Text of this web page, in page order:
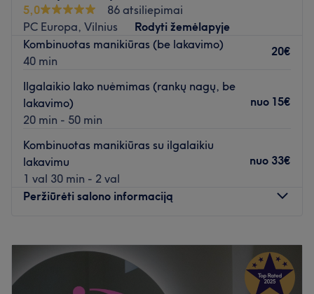
Остановка - Žaliasis tiltas.
Регистрация доступна онлайн, а также по телефону или
SMS.
Мы ценим ваше время, комфорт и доверие — мы
приятные впечатления и желание вернуться.
Atidaryti salono profilį
5,0
86 atsiliepimai
PC Europa, Vilnius
Rodyti žemėlapyje
Kombinuotas manikiūras (be lakavimo)
40 min
20€
Ilgalaikio lako nuėmimas (rankų nagų, be
lakavimo)
20 min - 50 min
nuo 15€
Kombinuotas manikiūras su ilgalaikiu
lakavimu
1 val 30 min - 2 val
nuo 33€
Peržiūrėti salono informaciją
Antradienis
20:00
Trečiadienis
20:00
Ketvirtadienis
20:00